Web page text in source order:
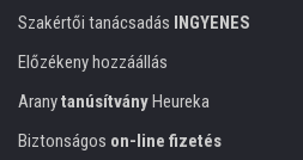
Szakértői tanácsadás
INGYENES
Előzékeny hozzáállás
Aranytanúsítvány Heureka
Biztonságos on-line fizetés